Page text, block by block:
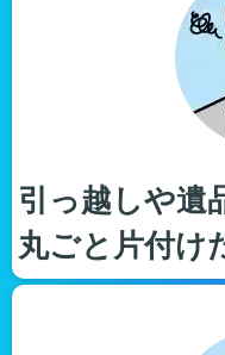
引っ越しや遺
丸ごと片付け